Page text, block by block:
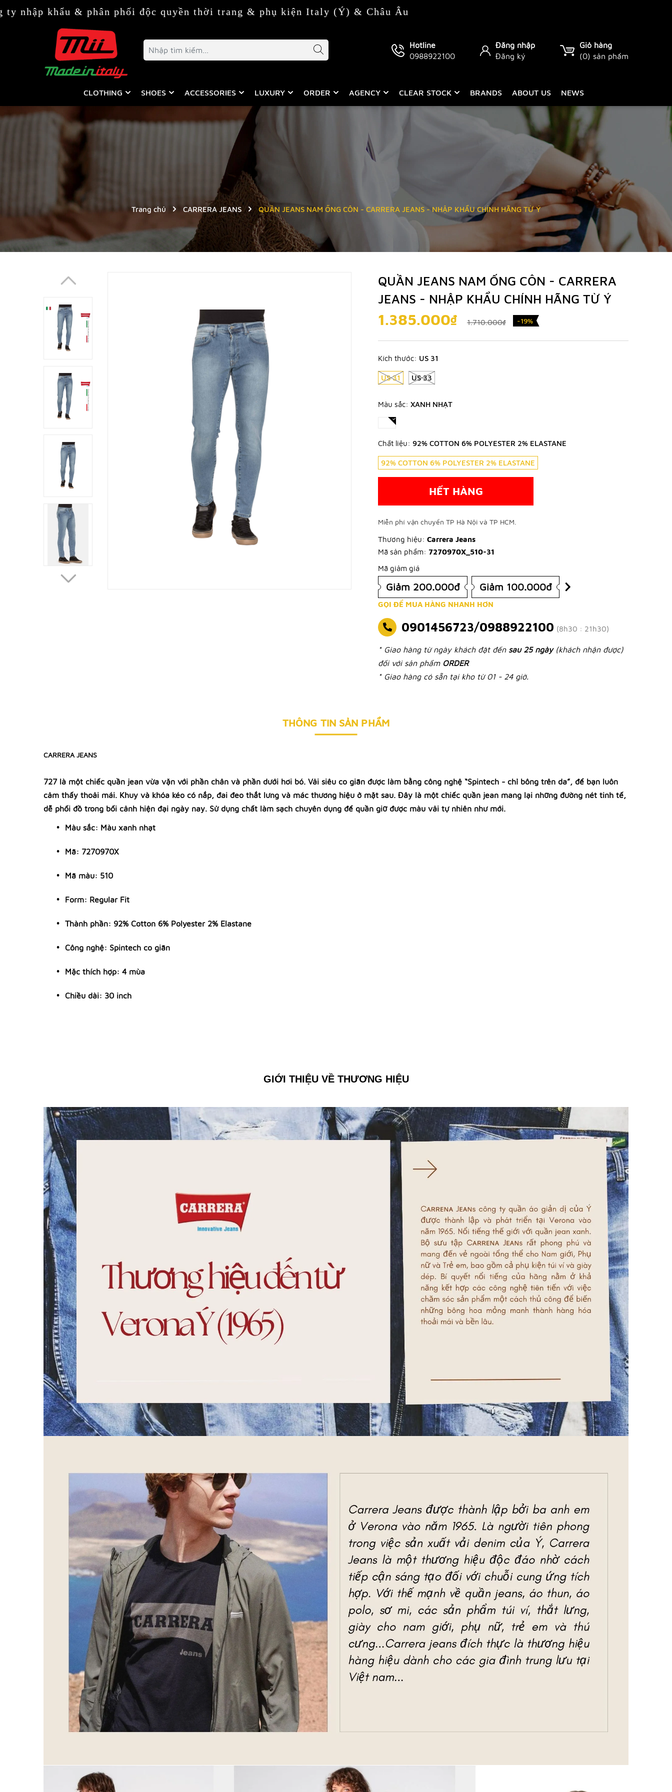
& phân phối độc quyền thời trang & phụ kiện Italy (Ý) & Châu Âu
Hotline
0988922100
Đăng nhập
Đăng ký
Giỏ hàng
(0) sản phẩm
CLOTHING SHOES ACCESSORIES LUXURY ORDER AGENCY CLEAR STOCK BRANDS ABOUT US NEWS
Trang chủ CARRERA JEANS QUẦN JEANS NAM ỐNG CÔN - CARRERA JEANS - NHẬP KHẨU CHÍNH HÃNG TỪ Ý
QUẦN JEANS NAM ỐNG CÔN - CARRERA
JEANS - NHẬP KHẨU CHÍNH HÃNG TỪ Ý
1.385.000₫ 1.710.000₫ -19%
Kích thước: US 31
US 31 US 33
Màu sắc: XANH NHẠT
Chất liệu: 92% COTTON 6% POLYESTER 2% ELASTANE
92% COTTON 6% POLYESTER 2% ELASTANE
HẾT HÀNG
Miễn phí vận chuyển TP Hà Nội và TP HCM.
Thương hiệu: Carrera Jeans
Mã sản phẩm: 7270970X_510-31
Mã giảm giá
Giảm 200.000đ Giảm 100.000đ
GỌI ĐỂ MUA HÀNG NHANH HƠN
0901456723/0988922100 (8h30 : 21h30)
* Giao hàng từ ngày khách đặt đến sau 25 ngày (khách nhận được)
đối với sản phẩm ORDER
* Giao hàng có sẵn tại kho từ 01 - 24 giờ.
THÔNG TIN SẢN PHẨM
CARRERA JEANS
727 là một chiếc quần jean vừa vặn với phần chân và phần dưới hơi bó. Vải siêu co giãn được làm bằng công nghệ “Spintech - chỉ bông trên da”, để bạn luôn
cảm thấy thoải mái. Khuy và khóa kéo có nắp, đai đeo thắt lưng và mác thương hiệu ở mặt sau. Đây là một chiếc quần jean mang lại những đường nét tinh tế,
dễ phối đồ trong bối cảnh hiện đại ngày nay. Sử dụng chất làm sạch chuyên dụng để quần giữ được màu vải tự nhiên như mới.
Màu sắc: Màu xanh nhạt
Mã: 7270970X
Mã màu: 510
Form: Regular Fit
Thành phần: 92% Cotton 6% Polyester 2% Elastane
Công nghệ: Spintech co giãn
Mặc thích hợp: 4 mùa
Chiều dài: 30 inch
GIỚI THIỆU VỀ THƯƠNG HIỆU